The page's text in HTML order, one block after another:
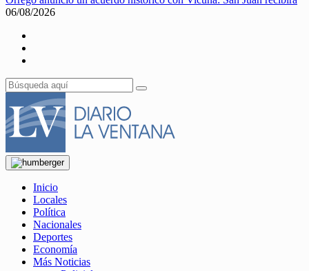
06/08/2026
Inicio
Locales
Política
Nacionales
Deportes
Economía
Más Noticias